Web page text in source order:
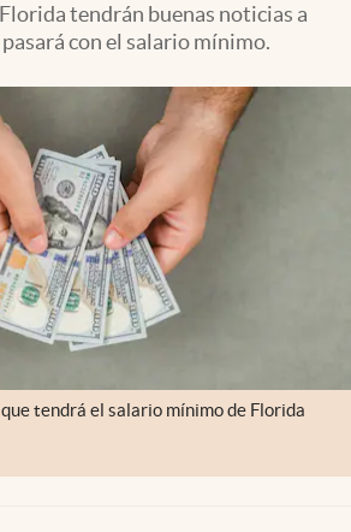
tendrán buenas noticias a
con el salario mínimo.
tendrá el salario mínimo de Florida